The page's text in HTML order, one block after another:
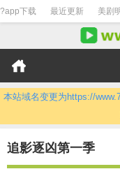
?app下载 最近更新 美剧
本站域名变更为https://
追影逐凶第一季